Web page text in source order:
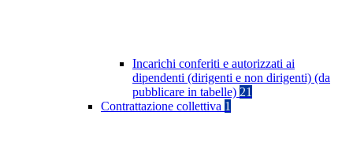
Incarichi conferiti e autorizzati ai
dipendenti (dirigenti e non dirigenti) (da
pubblicare in tabelle) 21
Contrattazione collettiva 1